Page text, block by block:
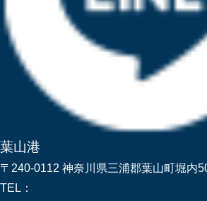
葉山港
〒240-0112 神奈川県三浦郡葉山町堀内
TEL：